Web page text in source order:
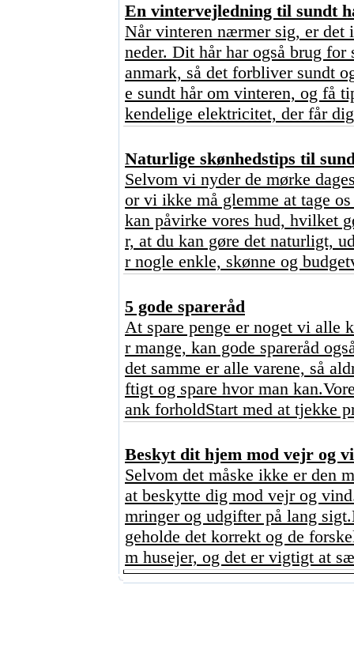
En vintervejledning til sundt
Når vinteren nærmer sig, er det
neder. Dit hår har også brug
anmark, så det forbliver sundt
e sundt hår om vinteren, og få
kendelige elektricitet, der får
Naturlige skønhedstips til
Selvom vi nyder de mørke
or vi ikke må glemme at tage
kan påvirke vores hud, hvilket
r, at du kan gøre det naturligt,
r nogle enkle, skønne og
5 gode spareråd
At spare penge er noget vi alle
r mange, kan gode spareråd
det samme er alle varene, så
ftigt og spare hvor man
ank forholdStart med at tjekke
Beskyt dit hjem mod vejr og
Selvom det måske ikke er den
at beskytte dig mod vejr og
mringer og udgifter på lang
geholde det korrekt og de
m husejer, og det er vigtigt at